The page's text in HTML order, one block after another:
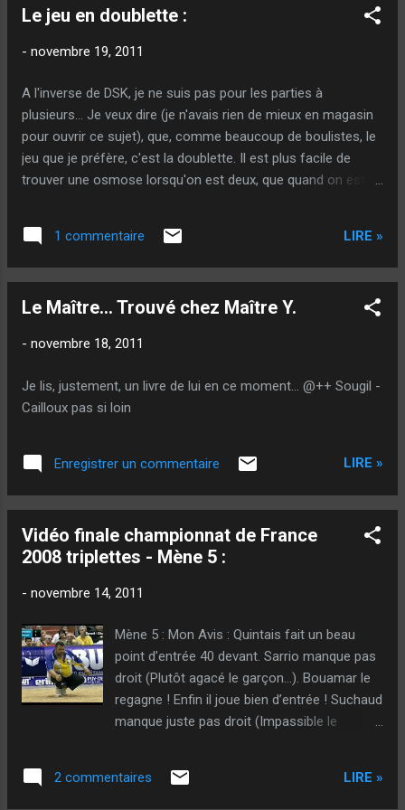
cette partie. Mène 7 : But envoyé plus court !
très heureux ! Il devait perdre le point "au cul"
palet ! Quintais le regagne beau ! Sarrion fait
carreau ! Et est encore malheureux car il a le
contre derrière... Lacroix le regagne ! Bien
joué ! Vinson fait palet. Lacroix le regagne
encore ! Vinson frappe. Trois points par terre
Bouamar. Suchaud le perd juste court et en...
Le jeu en doublette :
- novembre 19, 2011
A l'inverse de DSK, je ne suis pas pour les parties à
plusieurs... Je veux dire (je n'avais rien de mieux en magasin
pour ouvrir ce sujet), que, comme beaucoup de boulistes, le
jeu que je préfère, c'est la doublette. Il est plus facile de
trouver une osmose lorsqu'on est deux, que quand on est
(Et je ne parle pas de mes toilettes !). Rares sont les
triplettes où l'entente est parfaite. A deux, selon le mentalité
des protagonistes, on n'a pas besoin de parler pendant des
regard, une simple parole, un geste et avec mes partenaires
c'est facile de s'entendre ! Un jour, j'essayerai de donner ma
que cet article , et celui aussi résument assez bien ma
manière de penser, sur le côté technique. Quan...
1 commentaire LIRE »
Le Maître... Trouvé chez Maître Y.
- novembre 18, 2011
Je lis, justement, un livre de lui en ce moment... @++ Sougil -
Cailloux pas si loin
Enregistrer un commentaire LIRE »
Vidéo finale championnat de France
2008 triplettes - Mène 5 :
- novembre 14, 2011
Mène 5 : Mon Avis : Quintais fait un beau
point d’entrée 40 devant. Sarrio manque pas
droit (Plutôt agacé le garçon…). Bouamar le
regagne ! Enfin il joue bien d’entrée ! Suchaud
manque juste pas droit (Impassible le
Faire carreau… Mais pointe. Je pense
2 commentaires LIRE »